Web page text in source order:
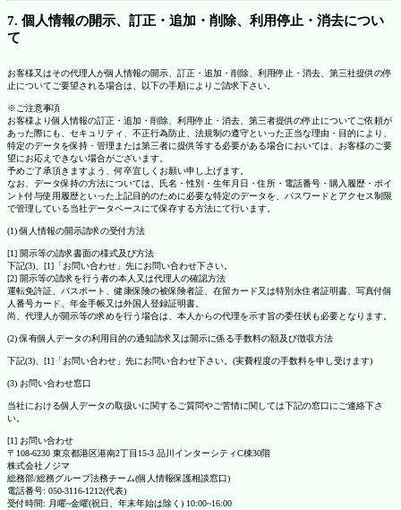
7. 個人情報の開示、訂正・追加・削除、利用停止・消去につい
て
お客様又はその代理人が個人情報の開示、訂正・追加・削除、利用停止・消去、第三社提供の停
止についてご要望される場合は、以下の手順によりご請求下さい。
※ご注意事項
お客様より個人情報の訂正・追加・削除、利用停止・消去、第三者提供の停止についてご依頼が
あった際にも、セキュリティ、不正行為防止、法規制の遵守といった正当な理由・目的により、
特定のデータを保持・管理または第三者に提供等する必要がある場合においては、お客様のご要
望にお応えできない場合がございます。
予めご了承頂きますよう、何卒宜しくお願い申し上げます。
なお、データ保持の方法については、氏名・性別・生年月日・住所・電話番号・購入履歴・ポイ
ント付与使用履歴といった上記目的のために必要な特定のデータを、パスワードとアクセス制限
で管理している当社データベースにて保存する方法にて行います。
(1) 個人情報の開示請求の受付方法
[1] 開示等の請求書面の様式及び方法
下記(3)、[1]「お問い合わせ」先にお問い合わせ下さい。
[2] 開示等の請求を行う者の本人又は代理人の確認方法
運転免許証、パスポート、健康保険の被保険者証、在留カード又は特別永住者証明書、写真付個
人番号カード、年金手帳又は外国人登録証明書。
尚、代理人が開示等の求めを行う場合は、本人からの代理を示す旨の委任状も必要となります。
(2) 保有個人データの利用目的の通知請求又は開示に係る手数料の額及び徴収方法
下記(3)、[1]「お問い合わせ」先にお問い合わせ下さい。(実費程度の手数料を申し受けます)
(3) お問い合わせ窓口
当社における個人データの取扱いに関するご質問やご苦情に関しては下記の窓口にご連絡下さ
い。
[1] お問い合わせ
〒108-6230 東京都港区港南2丁目15-3 品川インターシティC棟30階
株式会社ノジマ
総務部/総務グループ法務チーム(個人情報保護相談窓口)
電話番号: 050-3116-1212(代表)
受付時間: 月曜~金曜(祝日、年末年始は除く) 10:00~16:00